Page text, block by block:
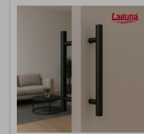
vyrobené z odolného
materiálu s precíznym
povrchovým spracovaním,
ktoré zaručuje dlhú...